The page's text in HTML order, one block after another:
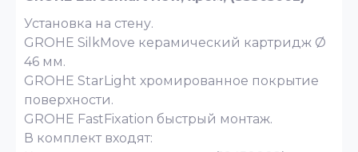
Установка на стену.
GROHE SilkMove керамический картридж Ø
46 мм.
GROHE StarLight хромированное покрытие
поверхности.
GROHE FastFixation быстрый монтаж.
В комплект входят: